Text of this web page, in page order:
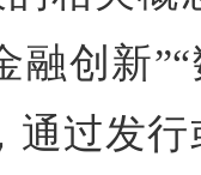
融创新
通过发